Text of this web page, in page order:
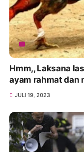
Hmm,, Laksana
ayam rahmat dan
JULI 19, 2023